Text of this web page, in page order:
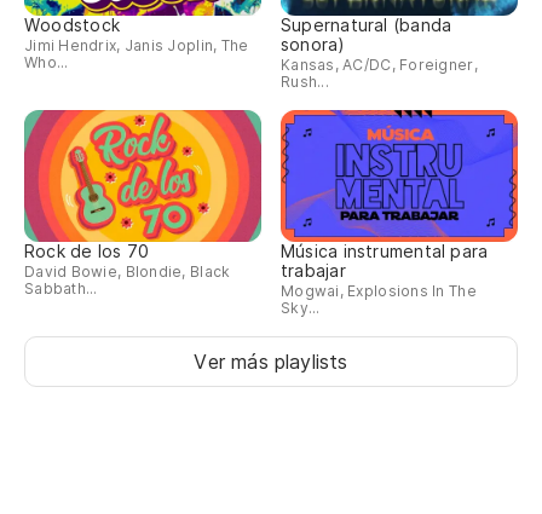
Woodstock
Jimi Hendrix, Janis Joplin, The
Who...
Supernatural (banda
sonora)
Kansas, AC/DC, Foreigner,
Rush...
Rock de los 70
David Bowie, Blondie, Black
Sabbath...
Música instrumental para
trabajar
Mogwai, Explosions In The
Sky...
Ver más playlists